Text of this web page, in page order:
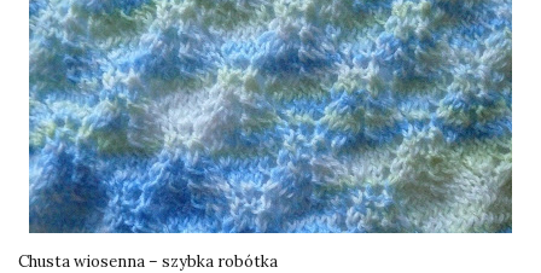
Chusta wiosenna – szybka robótka